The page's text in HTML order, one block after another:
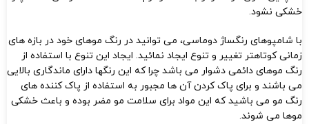
خشکی نشود.
با شامپوهای رنگساژ دوماسی، می توانید در رنگ موهای خود در بازه های
زمانی کوتاهتر تغییر و تنوع ایجاد نمائید. ایجاد این تنوع با استفاده از
رنگ موهای دائمی دشوار می باشد چرا که این رنگها دارای ماندگاری بالایی
می باشند و برای پاک کردن آن ها مجبور به استفاده از پاک کننده های
رنگ مو می باشید که این مواد برای سلامت مو مضر بوده و باعث خشکی
موها می شوند.